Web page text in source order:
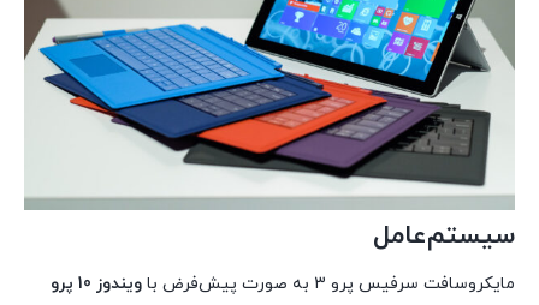
سیستم‌عامل
مایکروسافت سرفیس پرو 3 به صورت پیش‌فرض با
ویندوز 10 پرو